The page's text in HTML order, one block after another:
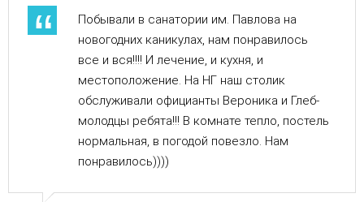
Побывали в санатории им. Павлова на
новогодних каникулах, нам понравилось
все и вся!!!! И лечение, и кухня, и
местоположение. На НГ наш столик
обслуживали официанты Вероника и Глеб-
молодцы ребята!!! В комнате тепло, постель
нормальная, в погодой повезло. Нам
понравилось))))